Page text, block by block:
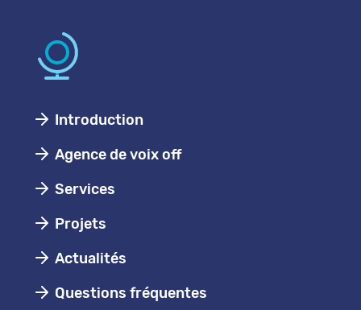
Introduction
Agence de voix off
Services
Projets
Actualités
Questions fréquentes